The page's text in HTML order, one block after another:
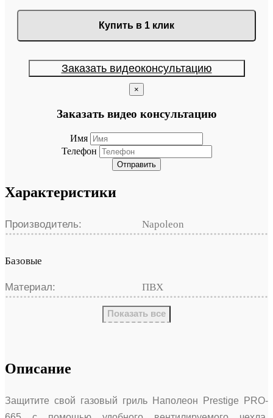
Купить в 1 клик
Заказать видеоконсультацию
×
Заказать видео консультацию
Имя
Телефон
Отправить
Характеристики
Производитель: Napoleon
Базовые
Материал: ПВХ
Показать все
Описание
Защитите свой газовый гриль Наполеон Prestige PRO-